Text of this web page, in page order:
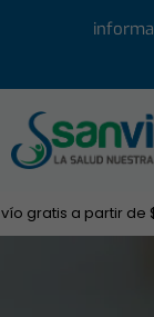
a partir de